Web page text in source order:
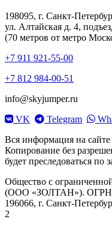
198095, г. Санкт-
ул. Алтайская д. 4,
(70 метров от метро
+7 911 921-55-00
+7 812 984-00-51
info@skyjumper.ru
VK
Telegram
Вся информация на
Копирование без
будет преследоваться по
Общество с
(ООО «ЗОЛТАН»). ОГРН
196066, г. Санкт-
2